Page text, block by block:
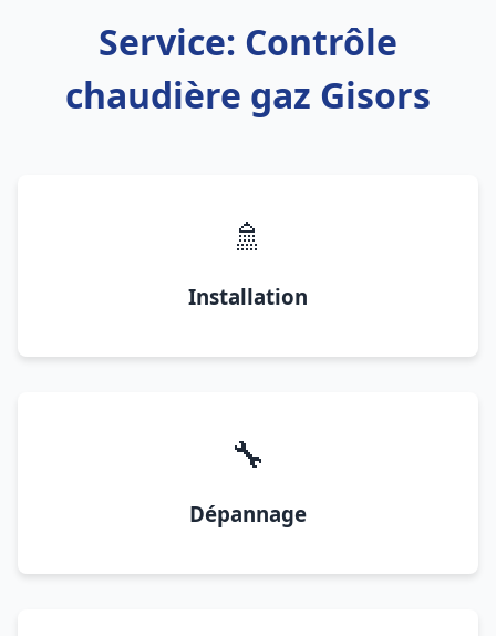
Service: Contrôle
chaudière gaz Gisors
🚿
Installation
🔧
Dépannage